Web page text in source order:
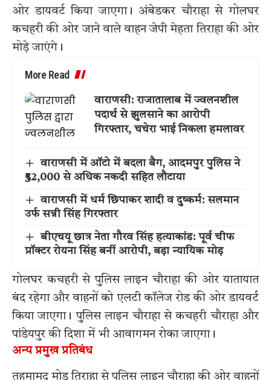
ओर डायवर्ट किया जाएगा। अंबेडकर चौराहा से गोलघर
कचहरी की ओर जाने वाले वाहन जेपी मेहता तिराहा की ओर
मोड़े जाएंगे।
More Read
वाराणसी: राजातालाब में ज्वलनशील
पदार्थ से झुलसाने का आरोपी
गिरफ्तार, चचेरा भाई निकला हमलावर
वाराणसी में ऑटो में बदला बैग, आदमपुर पुलिस ने
₹52,000 से अधिक नकदी सहित लौटाया
वाराणसी में धर्म छिपाकर शादी व दुष्कर्म: सलमान
उर्फ सन्नी सिंह गिरफ्तार
बीएचयू छात्र नेता गौरव सिंह हत्याकांड: पूर्व चीफ
प्रॉक्टर रोयना सिंह बनीं आरोपी, बड़ा न्यायिक मोड़
गोलघर कचहरी से पुलिस लाइन चौराहा की ओर यातायात
बंद रहेगा और वाहनों को एलटी कॉलेज रोड की ओर डायवर्ट
किया जाएगा। पुलिस लाइन चौराहा से कचहरी चौराहा और
पांडेयपुर की दिशा में भी आवागमन रोका जाएगा।
अन्य प्रमुख प्रतिबंध
तहमामुद मोड़ तिराहा से पुलिस लाइन चौराहा की ओर वाहनों